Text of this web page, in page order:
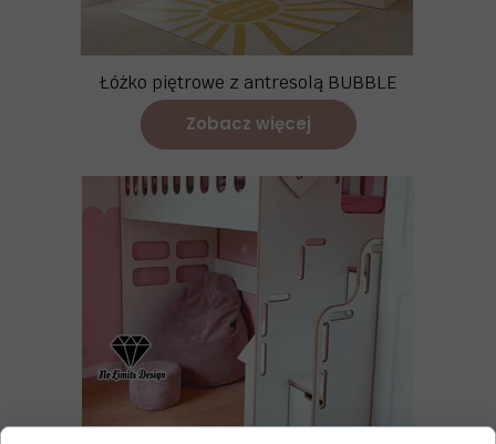
Zobacz więcej
Łóżko piętrowe z antresolą BUBBLE